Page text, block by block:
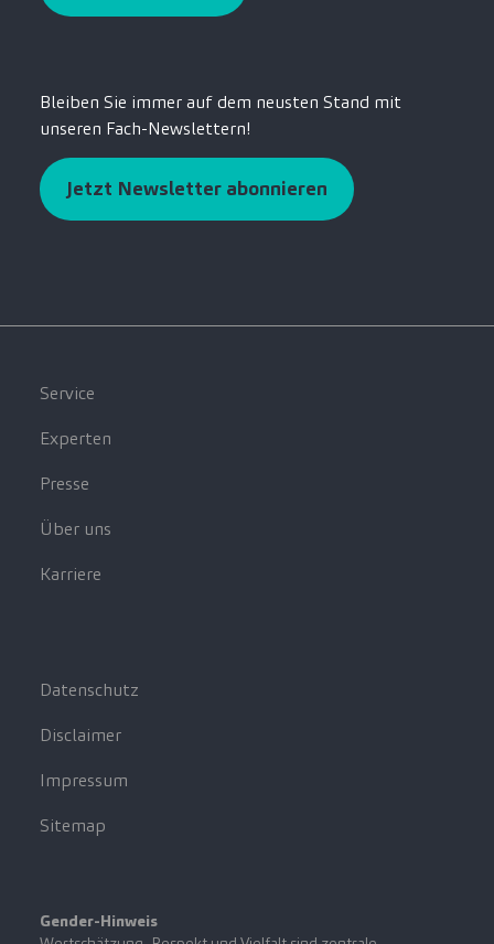
Bleiben Sie immer auf dem neusten Stand mit
unseren Fach-Newslettern!
Jetzt Newsletter abonnieren
Service
Experten
Presse
Über uns
Karriere
Datenschutz
Disclaimer
Impressum
Sitemap
Gender-Hinweis